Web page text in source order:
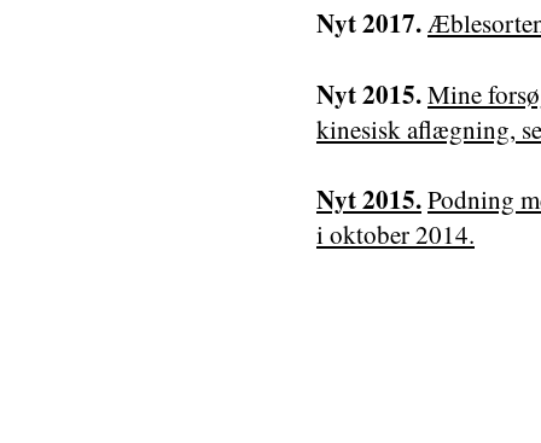
Nyt 2017.
Nyt 2015.Mine
kinesisk aflægning,
Nyt 2015.Podning
i oktober 2014.